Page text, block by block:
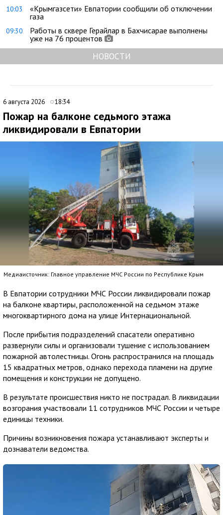
10:03
«Крымгазсети» Евпатории сообщили об отключении
газа
09:30
Работы в сквере Герайлар в Бахчисарае выполнены
уже на 76 процентов
НОВОСТИ
6 августа 2026 18:34
Пожар на балконе седьмого этажа
ликвидировали в Евпатории
Медиаисточник: Главное управление МЧС России по Республике Крым
В Евпатории сотрудники МЧС России ликвидировали пожар
на балконе квартиры, расположенной на седьмом этаже
многоквартирного дома на улице Интернациональной.
После прибытия подразделений спасатели оперативно
развернули силы и организовали тушение с использованием
пожарной автолестницы. Огонь распространился на площадь
15 квадратных метров, однако перехода пламени на другие
помещения и конструкции не допущено.
В результате происшествия никто не пострадал. В ликвидации
возгорания участвовали 11 сотрудников МЧС России и четыре
единицы техники.
Причины возникновения пожара устанавливают эксперты и
дознаватели ведомства.